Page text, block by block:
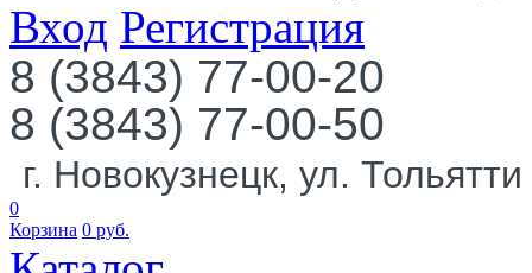
Вход Регистрация
8 (3843) 77-00-20
8 (3843) 77-00-50
г. Новокузнецк, ул.
0
Корзина 0 руб.